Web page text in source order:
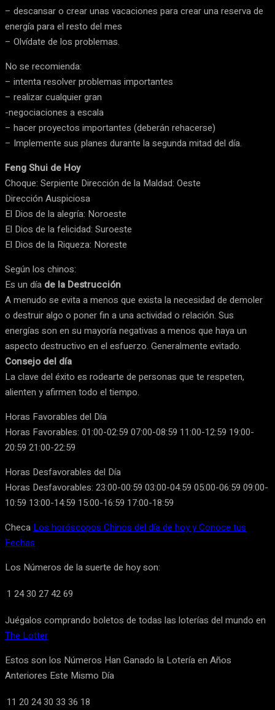
– descansar o crear unas vacaciones para crear una reserva de
energía para el resto del mes
– Olvídate de los problemas.
No se recomienda:
– intenta resolver problemas importantes
– realizar cualquier gran
-negociaciones a escala
– hacer proyectos importantes (deberán rehacerse)
– Implemente sus planes durante la segunda mitad del día.
Feng Shui de Hoy
Choque: Serpiente Dirección de la Maldad: Oeste
Dirección Auspiciosa
El Dios de la alegría: Noroeste
El Dios de la felicidad: Suroeste
El Dios de la Riqueza: Noreste
Según los chinos:
Es un día de la Destrucción
A menudo se evita a menos que exista la necesidad de demoler
o destruir algo o poner fin a una actividad o relación. Sus
energías son en su mayoría negativas a menos que haya un
aspecto destructivo en el esfuerzo. Generalmente evitado.
Consejo del día
La clave del éxito es rodearte de personas que te respeten,
alienten y afirmen todo el tiempo.
Horas Favorables del Día
Horas Favorables: 01:00-02:59 07:00-08:59 11:00-12:59 19:00-
20:59 21:00-22:59
Horas Desfavorables del Día
Horas Desfavorables: 23:00-00:59 03:00-04:59 05:00-06:59 09:00-
10:59 13:00-14:59 15:00-16:59 17:00-18:59
Checa Los horóscopos Chinos del día de hoy y Conoce tus
Fechas
Los Números de la suerte de hoy son:
1 2430 274269
Juégalos comprando boletos de todas las loterías del mundo en
The Lotter
Estos son los Números Han Ganado la Lotería en Años
Anteriores Este Mismo Día
11 20 2430 33 36 18